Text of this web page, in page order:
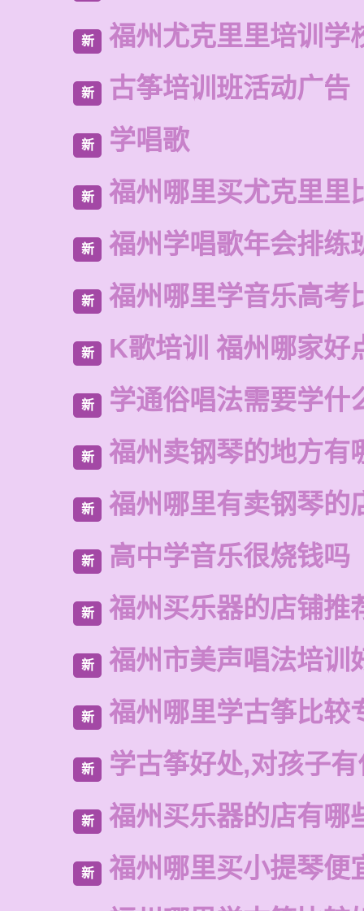
新 福州尤克里里培训学
新 古筝培训班活动广告
新 学唱歌
新 福州哪里买尤克里里
新 福州学唱歌年会排练
新 福州哪里学音乐高考
新 K歌培训 福州哪家好
新 学通俗唱法需要学什
新 福州卖钢琴的地方有
新 福州哪里有卖钢琴的
新 高中学音乐很烧钱吗
新 福州买乐器的店铺推
新 福州市美声唱法培训
新 福州哪里学古筝比较
新 学古筝好处,对孩子
新 福州买乐器的店有哪
新
福州哪里买小提琴便